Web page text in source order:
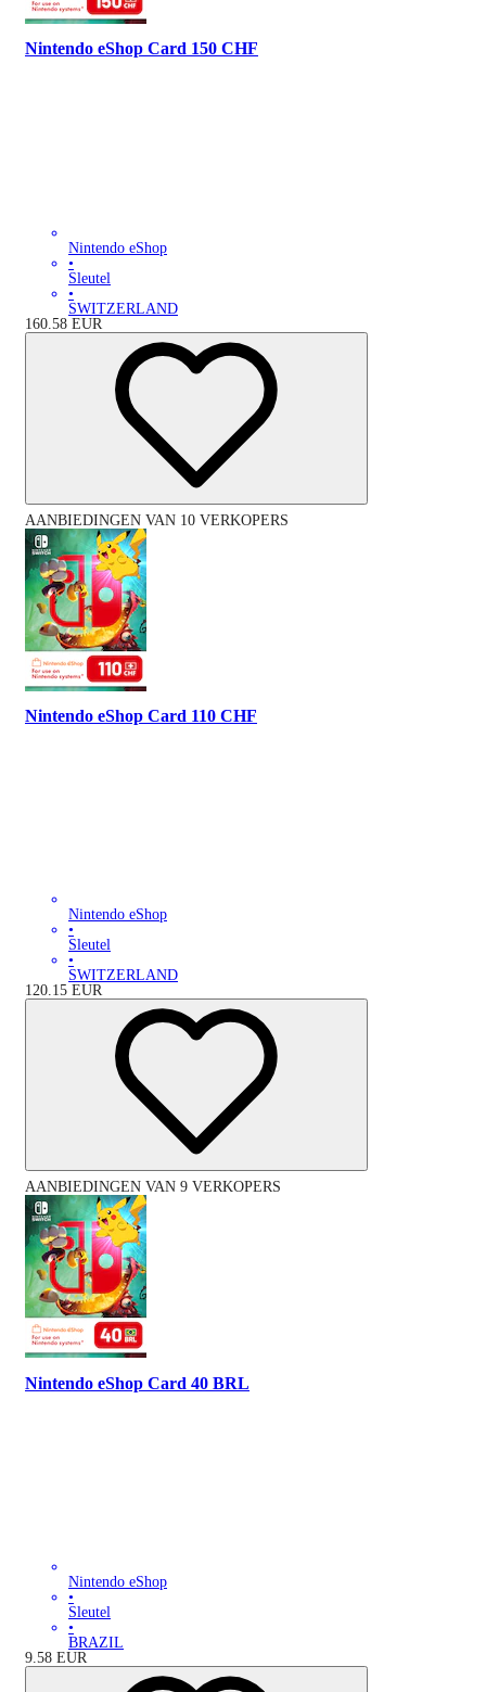
Nintendo eShop Card 150 CHF
Nintendo eShop
•
Sleutel
•
SWITZERLAND
160.58 EUR
AANBIEDINGEN VAN 10 VERKOPERS
Nintendo eShop Card 110 CHF
Nintendo eShop
•
Sleutel
•
SWITZERLAND
120.15 EUR
AANBIEDINGEN VAN 9 VERKOPERS
Nintendo eShop Card 40 BRL
Nintendo eShop
•
Sleutel
•
BRAZIL
9.58 EUR